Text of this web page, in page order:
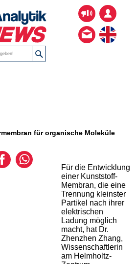
für organische Moleküle
Für die Entwicklung
einer Kunststoff-
Membran, die eine
Trennung kleinster
Partikel nach ihrer
elektrischen
Ladung möglich
macht, hat Dr.
Zhenzhen Zhang,
Wissenschaftlerin
am Helmholtz-